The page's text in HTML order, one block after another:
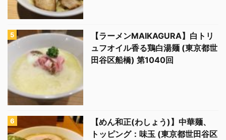
【ラーメンMAIKAGURA】白トリ
ュフオイル香る鶏白湯麺 (東京都世
田谷区船橋) 第1040回
【めん和正(わしょう)】中華麺、
トッピング：味玉 (東京都世田谷区